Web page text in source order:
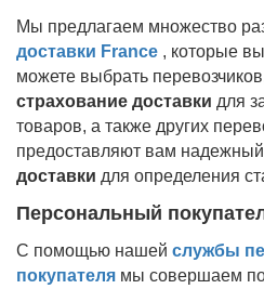
Мы предлагаем множество
доставки France , которые
можете выбрать
страхование доставки для
товаров, а также других
предоставляют вам надежный
доставки для определения
Персональный
С помощью нашей службы
покупателя мы совершаем